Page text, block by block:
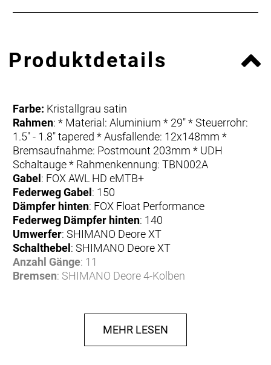
Produktdetails
Farbe: Kristallgrau satin
Rahmen: * Material: Aluminium * 29" * Steuerrohr:
1.5" - 1.8" tapered * Ausfallende: 12x148mm *
Bremsaufnahme: Postmount 203mm * UDH
Schaltauge * Rahmenkennung: TBN002A
Gabel : FOX AWL HD eMTB+
Federweg Gabel : 150
Dämpfer hinten: FOX Float Performance
Federweg Dämpfer hinten: 140
Umwerfer: SHIMANO Deore XT
Schalthebel : SHIMANO Deore XT
Anzahl Gänge: 11
Bremsen: SHIMANO Deore 4-Kolben
: SHIMANO Deore
: SHIMANO Deore
Bremsscheibe vorne: SHIMANO Deore
MEHR LESEN